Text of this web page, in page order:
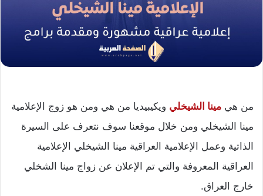
من هي مينا الشيخلي ويكيبيديا من هي ومن هو زوج الإعلامية
مينا الشيخلي ومن خلال موقعنا سوف نتعرف على السيرة
الذاتية وعمل الإعلامية العراقية مينا الشيخلي الإعلامية
العراقية المعروفة والتي تم الإعلان عن زواج مينا الشخلي
خارج العراق.